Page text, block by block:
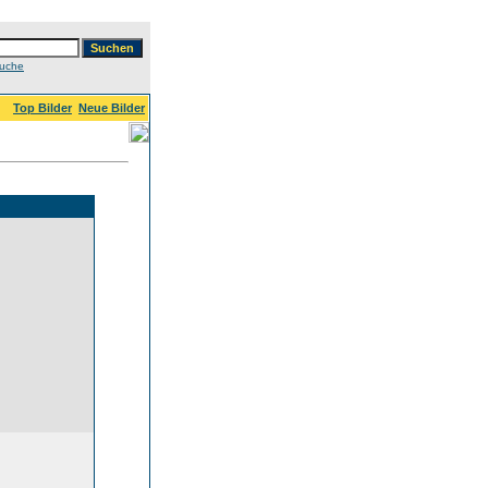
Top Bilder Neue Bilder